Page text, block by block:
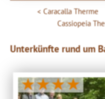
Caracalla Therme
Cassiopeia
Unterkünfte rund um
★★★★